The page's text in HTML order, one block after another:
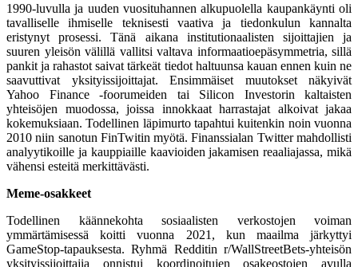
1990-luvulla ja uuden vuosituhannen alkupuolella kaupankäynti oli
tavalliselle ihmiselle teknisesti vaativa ja tiedonkulun kannalta
eristynyt prosessi. Tänä aikana institutionaalisten sijoittajien ja
suuren yleisön välillä vallitsi valtava informaatioepäsymmetria, sillä
pankit ja rahastot saivat tärkeät tiedot haltuunsa kauan ennen kuin ne
saavuttivat yksityissijoittajat. Ensimmäiset muutokset näkyivät
Yahoo Finance -foorumeiden tai Silicon Investorin kaltaisten
yhteisöjen muodossa, joissa innokkaat harrastajat alkoivat jakaa
kokemuksiaan. Todellinen läpimurto tapahtui kuitenkin noin vuonna
2010 niin sanotun FinTwitin myötä. Finanssialan Twitter mahdollisti
analyytikoille ja kauppiaille kaavioiden jakamisen reaaliajassa, mikä
vähensi esteitä merkittävästi.
Meme-osakkeet
Todellinen käännekohta sosiaalisten verkostojen voiman
ymmärtämisessä koitti vuonna 2021, kun maailma järkyttyi
GameStop-tapauksesta. Ryhmä Redditin r/WallStreetBets-yhteisön
yksityissijoittajia onnistui koordinoitujen osakeostojen avulla